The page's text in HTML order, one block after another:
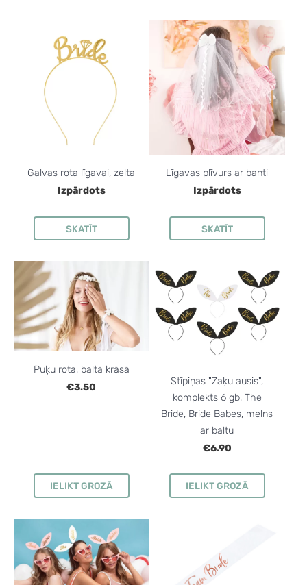
Galvas rota līgavai, zelta
Izpārdots
SKATĪT
Līgavas plīvurs ar banti
Izpārdots
SKATĪT
Puķu rota, baltā krāsā
€3.50
IELIKT GROZĀ
Stīpiņas "Zaķu ausis",
komplekts 6 gb, The
Bride, Bride Babes, melns
ar baltu
€6.90
IELIKT GROZĀ